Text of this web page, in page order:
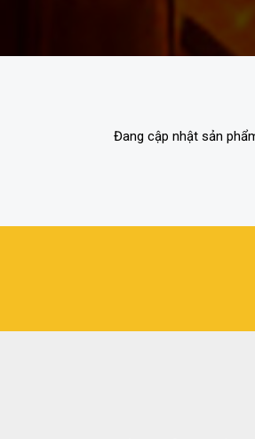
Đang cập nhật sản